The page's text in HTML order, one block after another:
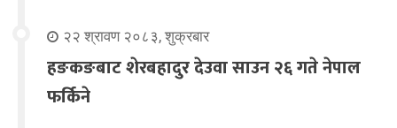
२२ श्रावण २०८३, शुक्रबार
हङकङबाट शेरबहादुर देउवा साउन २६ गते नेपाल
फर्किने